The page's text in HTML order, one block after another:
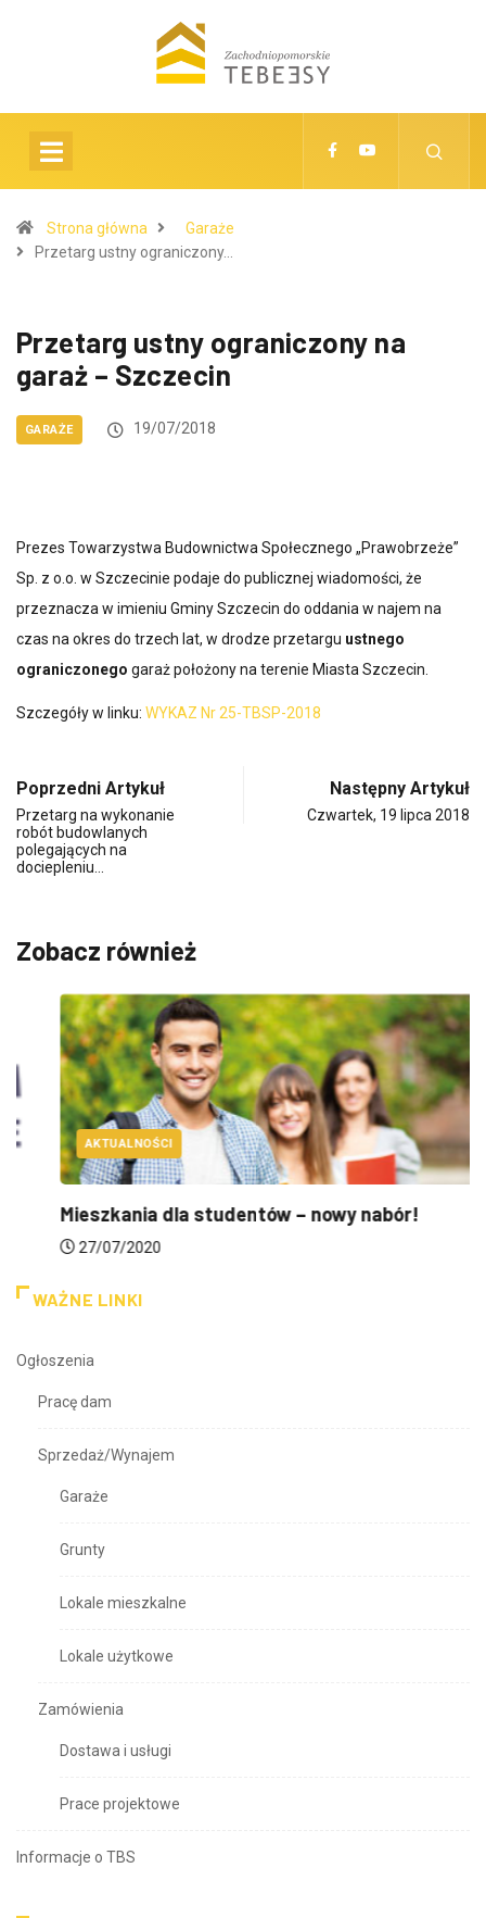
Strona główna
Garaże
Przetarg ustny ograniczony…
Przetarg ustny ograniczony na
garaż – Szczecin
GARAŻE 19/07/2018
Prezes Towarzystwa Budownictwa Społecznego „Prawobrzeże”
Sp. z o.o. w Szczecinie podaje do publicznej wiadomości, że
przeznacza w imieniu Gminy Szczecin do oddania w najem na
czas na okres do trzech lat, w drodze przetargu ustnego
ograniczonego garaż położony na terenie Miasta Szczecin.
Szczegóły w linku: WYKAZ Nr 25-TBSP-2018
Poprzedni Artykuł
Przetarg na wykonanie
robót budowlanych
polegających na
dociepleniu…
Następny Artykuł
Czwartek, 19 lipca 2018
Zobacz również
AKTUALNOŚCI
Mieszkania dla studentów – nowy nabór!
27/07/2020
WAŻNE LINKI
Ogłoszenia
Pracę dam
Sprzedaż/Wynajem
Garaże
Grunty
Lokale mieszkalne
Lokale użytkowe
Zamówienia
Dostawa i usługi
Prace projektowe
Informacje o TBS